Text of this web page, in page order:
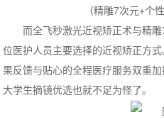
（精雕7次元+个
而全飞秒激光近视矫正术与精
位医护人员主要选择的近视矫正方
果反馈与贴心的全程医疗服务双重
大学生摘镜优选也就不足为怪了。